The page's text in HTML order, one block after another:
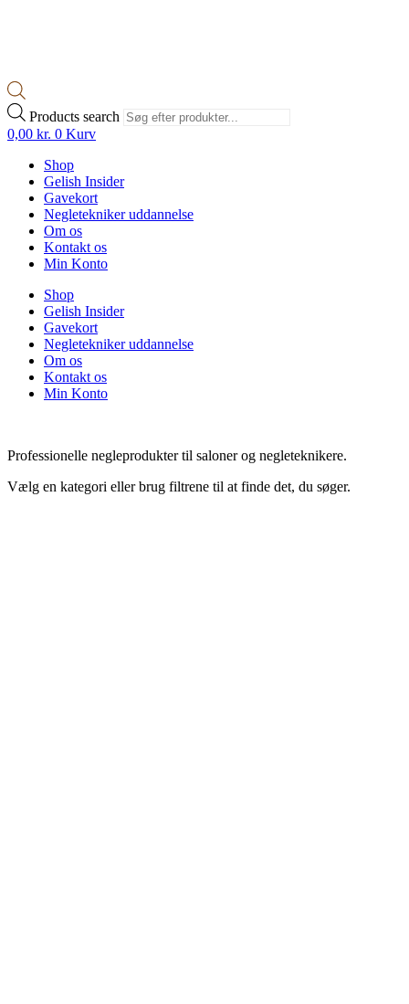
Products search
0,00 kr. 0 Kurv
Shop
Gelish Insider
Gavekort
Negletekniker uddannelse
Om os
Kontakt os
Min Konto
Shop
Gelish Insider
Gavekort
Negletekniker uddannelse
Om os
Kontakt os
Min Konto
Professionelle negleprodukter til saloner og negleteknikere.
Vælg en kategori eller brug filtrene til at finde det, du søger.